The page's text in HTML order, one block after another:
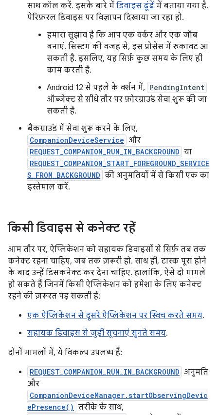
साथ कॉल करें. इसके बारे में डिवाइस ढूंढें में बताया गया है.
पेरिफ़रल डिवाइस पर विज्ञापन दिखाया जा रहा हो.
हमारा सुझाव है कि आप एक वर्कर और एक जॉब
बनाएं. सिस्टम की वजह से, इस प्रोसेस में रुकावट आ
सकती है. इसलिए, यह सिर्फ़ कुछ समय के लिए ही
काम करती है.
Android 12 से पहले के वर्शन में, PendingIntent
ऑब्जेक्ट से सीधे तौर पर फ़ोरग्राउंड सेवा शुरू की जा
सकती है.
बैकग्राउंड में सेवा शुरू करने के लिए,
CompanionDeviceService और
REQUEST_COMPANION_RUN_IN_BACKGROUND या
REQUEST_COMPANION_START_FOREGROUND_SERVICE
S_FROM_BACKGROUND की अनुमतियों में से किसी एक का
इस्तेमाल करें.
किसी डिवाइस से कनेक्ट रहें
आम तौर पर, ऐप्लिकेशन को सहायक डिवाइसों से सिर्फ़ तब तक
कनेक्ट रहना चाहिए, जब तक ज़रूरी हो. साथ ही, टास्क पूरा होने
के बाद उन्हें डिसकनेक्ट कर देना चाहिए. हालांकि, ऐसे दो मामले
हो सकते हैं जिनमें किसी ऐप्लिकेशन को हमेशा के लिए कनेक्ट
रहने की ज़रूरत पड़ सकती है:
एक ऐप्लिकेशन से दूसरे ऐप्लिकेशन पर स्विच करते समय.
सहायक डिवाइस से जुड़ी सूचनाएं सुनते समय.
दोनों मामलों में, ये विकल्प उपलब्ध हैं:
REQUEST_COMPANION_RUN_IN_BACKGROUND अनुमति
और
CompanionDeviceManager.startObservingDevic
ePresence() तरीके के साथ,